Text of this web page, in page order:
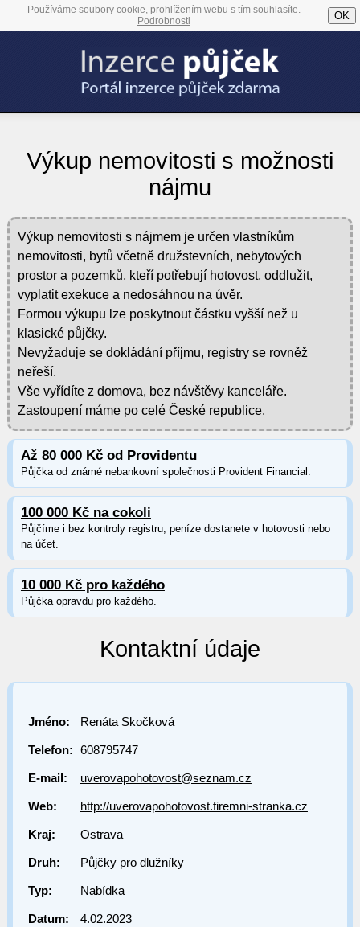
Používáme soubory cookie, prohlížením webu s tím souhlasíte.
Podrobnosti
OK
Výkup nemovitosti s možnosti
nájmu
Výkup nemovitosti s nájmem je určen vlastníkům
nemovitosti, bytů včetně družstevních, nebytových
prostor a pozemků, kteří potřebují hotovost, oddlužit,
vyplatit exekuce a nedosáhnou na úvěr.
Formou výkupu lze poskytnout částku vyšší než u
klasické půjčky.
Nevyžaduje se dokládání příjmu, registry se rovněž
neřeší.
Vše vyřídíte z domova, bez návštěvy kanceláře.
Zastoupení máme po celé České republice.
Až 80 000 Kč od Providentu
Půjčka od známé nebankovní společnosti Provident Financial.
100 000 Kč na cokoli
Půjčíme i bez kontroly registru, peníze dostanete v hotovosti nebo
na účet.
10 000 Kč pro každého
Půjčka opravdu pro každého.
Kontaktní údaje
Jméno: Renáta Skočková
Telefon: 608795747
E-mail: uverovapohotovost@seznam.cz
Web: http://uverovapohotovost.firemni-stranka.cz
Kraj: Ostrava
Druh: Půjčky pro dlužníky
Typ: Nabídka
Datum: 4.02.2023